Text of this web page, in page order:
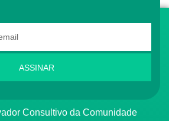
ASSINAR